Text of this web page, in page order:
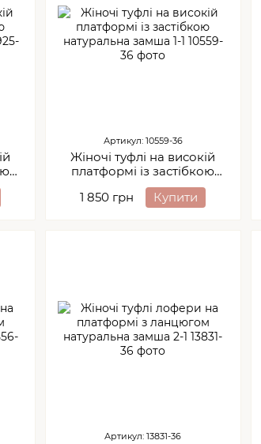
Артикул: 10559-36
Жіночі туфлі на високій
платформі із застібкою
натуральна замша 1-1
1 850 грн Купити
Артикул: 13831-36